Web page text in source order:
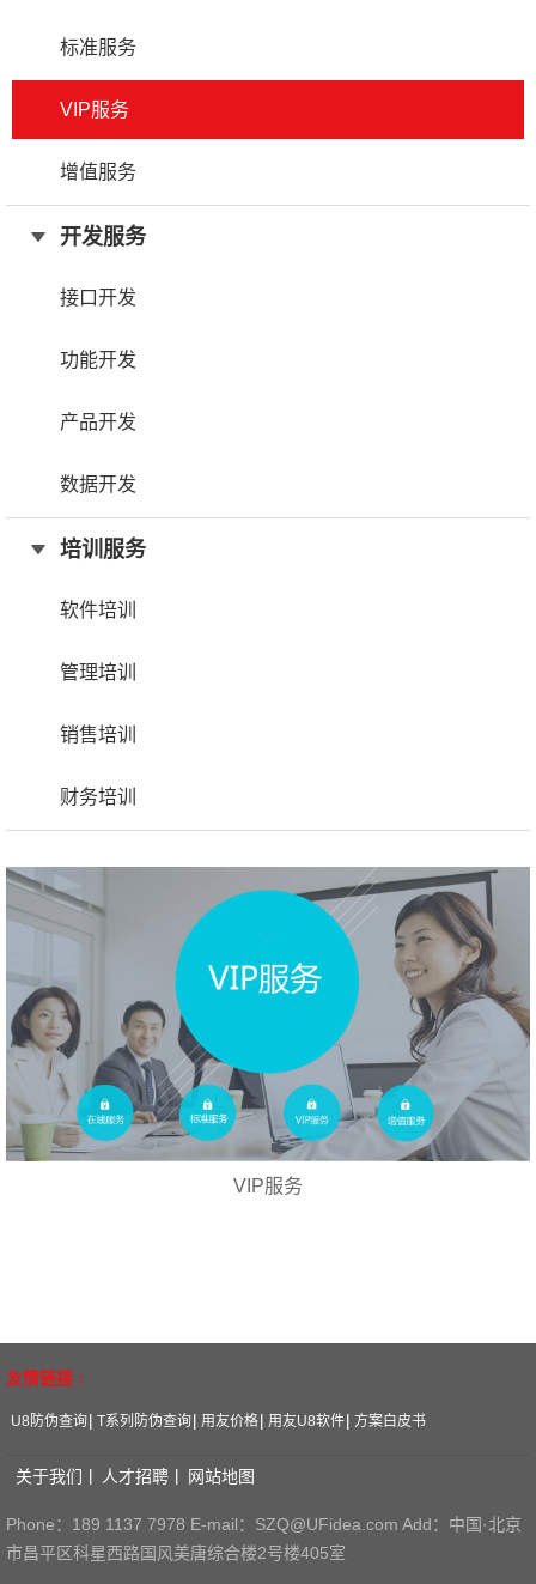
标准服务
VIP服务
增值服务
开发服务
接口开发
功能开发
产品开发
数据开发
培训服务
软件培训
管理培训
销售培训
财务培训
VIP服务
友情链接 :
U8防伪查询 T系列防伪查询 用友价格 用友U8软件 方案白皮书
关于我们 人才招聘 网站地图
Phone：189 1137 7978 E-mail：SZQ@UFidea.com Add：中国·北京
市昌平区科星西路国风美唐综合楼2号楼405室